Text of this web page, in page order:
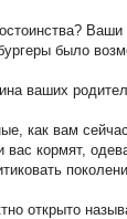
было
ваших
как вам
кормят,
открыто